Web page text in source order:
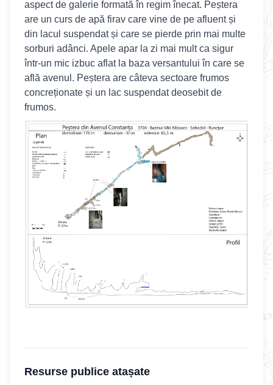
aspect de galerie formată în regim înecat. Peștera
are un curs de apă firav care vine de pe afluent și
din lacul suspendat și care se pierde prin mai multe
sorburi adânci. Apele apar la zi mai mult ca sigur
într-un mic izbuc aflat la baza versantului în care se
află avenul. Peștera are câteva sectoare frumos
concreționate și un lac suspendat deosebit de
frumos.
Resurse publice atașate